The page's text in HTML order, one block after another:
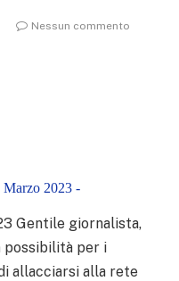
Nessun commento
Marzo 2023 -
Gentile giornalista,
possibilità per i
allacciarsi alla rete